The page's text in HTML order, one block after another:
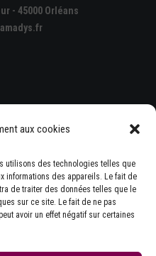
aux cookies
utilisons des technologies telles que
informations des appareils. Le fait de
de traiter des données telles que le
sur ce site. Le fait de ne pas
avoir un effet négatif sur certaines
- 45000 Orléans
GÉNÉRALES